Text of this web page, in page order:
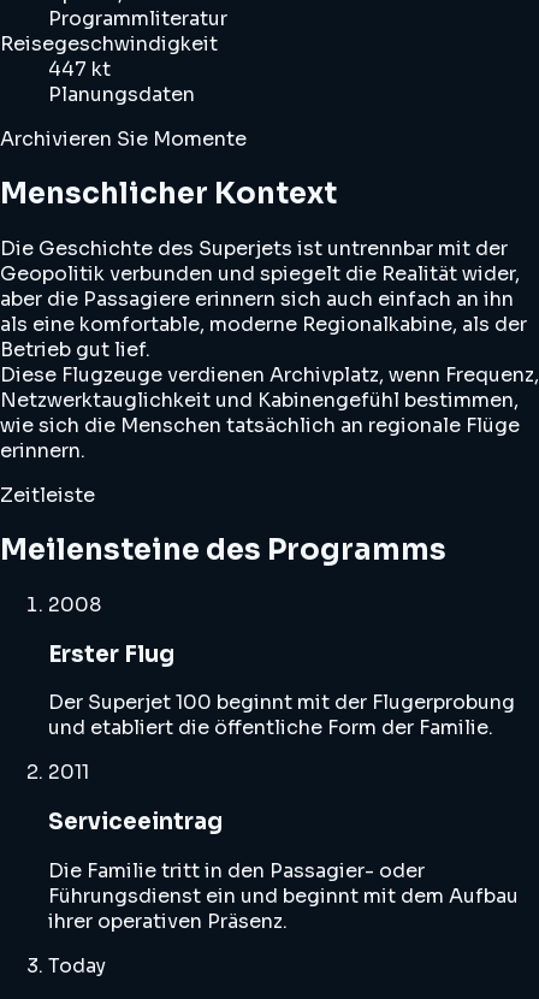
Programmliteratur
Reisegeschwindigkeit
447 kt
Planungsdaten
Archivieren Sie Momente
Menschlicher Kontext
Die Geschichte des Superjets ist untrennbar mit der
Geopolitik verbunden und spiegelt die Realität wider,
aber die Passagiere erinnern sich auch einfach an ihn
als eine komfortable, moderne Regionalkabine, als der
Betrieb gut lief.
Diese Flugzeuge verdienen Archivplatz, wenn Frequenz,
Netzwerktauglichkeit und Kabinengefühl bestimmen,
wie sich die Menschen tatsächlich an regionale Flüge
erinnern.
Zeitleiste
Meilensteine des Programms
2008
Erster Flug
Der Superjet 100 beginnt mit der Flugerprobung
und etabliert die öffentliche Form der Familie.
2011
Serviceeintrag
Die Familie tritt in den Passagier- oder
Führungsdienst ein und beginnt mit dem Aufbau
ihrer operativen Präsenz.
Today